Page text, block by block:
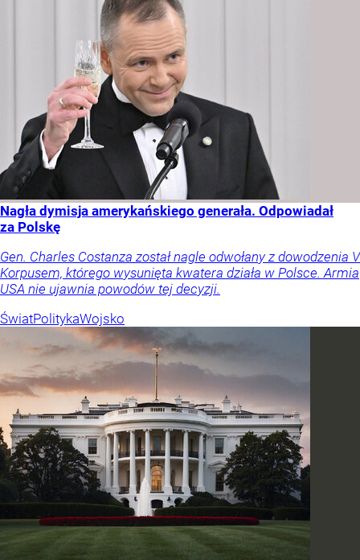
Nagła dymisja amerykańskiego generała. Odpowiadał
za Polskę
Gen. Charles Costanza został nagle odwołany z dowodzenia V
Korpusem, którego wysunięta kwatera działa w Polsce. Armia
USA nie ujawnia powodów tej decyzji.
ŚwiatPolitykaWojsko